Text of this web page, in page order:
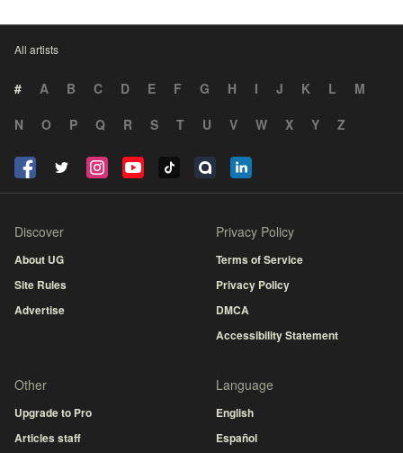
All artists
# A B C D E F G H I J K L
M
N
O P Q R S T U V W X Y Z
Discover
About UG
Site Rules
Advertise
Privacy Policy
Terms of Service
Privacy Policy
DMCA
Accessibility Statement
Other
Upgrade to Pro
Articles staff
Language
English
Español